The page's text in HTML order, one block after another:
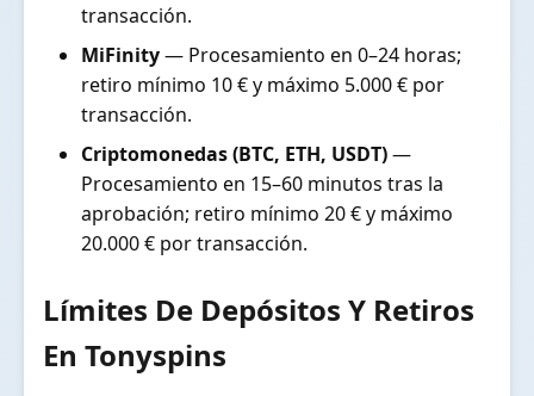
transacción.
MiFinity— Procesamiento en 0–24 horas;
retiro mínimo 10 € y máximo 5.000 € por
transacción.
Criptomonedas (BTC, ETH, USDT)—
Procesamiento en 15–60 minutos tras la
aprobación; retiro mínimo 20 € y máximo
20.000 € por transacción.
Límites De Depósitos Y Retiros
En Tonyspins